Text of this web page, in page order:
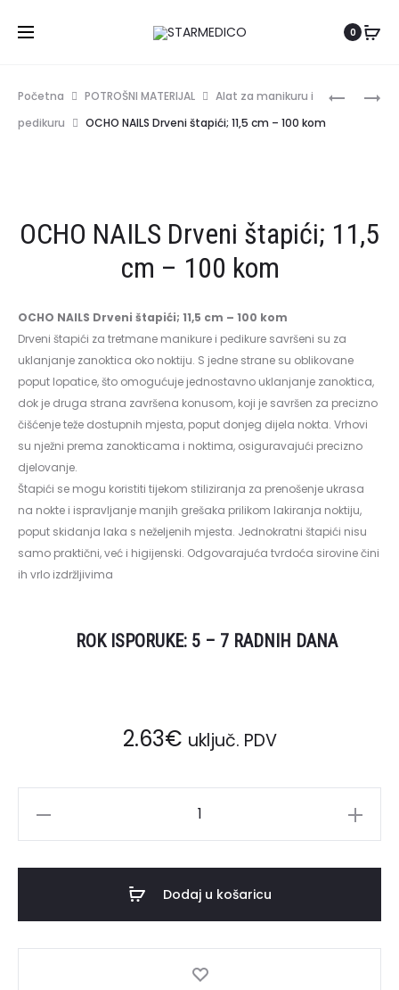
0
DIVES
SET
GHARIENI
SMART
THERMO
Početna POTROŠNI MATERIJAL
Alat za manikuru i
pedikuru
OCHO NAILS Drveni štapići; 11,5 cm – 100 kom
OCHO NAILS Drveni štapići; 11,5
cm – 100 kom
OCHO NAILS Drveni štapići; 11,5 cm – 100 kom
Drveni štapići za tretmane manikure i pedikure savršeni su za
uklanjanje zanoktica oko noktiju. S jedne strane su oblikovane
poput lopatice, što omogućuje jednostavno uklanjanje zanoktica,
dok je druga strana završena konusom, koji je savršen za precizno
čišćenje teže dostupnih mjesta, poput donjeg dijela nokta. Vrhovi
su nježni prema zanokticama i noktima, osiguravajući precizno
djelovanje.
Štapići se mogu koristiti tijekom stiliziranja za prenošenje ukrasa
na nokte i ispravljanje manjih grešaka prilikom lakiranja noktiju,
poput skidanja laka s neželjenih mjesta. Jednokratni štapići nisu
samo praktični, već i higijenski. Odgovarajuća tvrdoća sirovine čini
ih vrlo izdržljivima
ROK ISPORUKE: 5 – 7 RADNIH DANA
2.63€ uključ. PDV
Dodaj u košaricu